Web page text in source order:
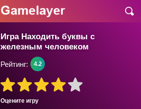
Игра Находить буквы с
железным человеком
Оцените игру
Рейтинг: 4.2